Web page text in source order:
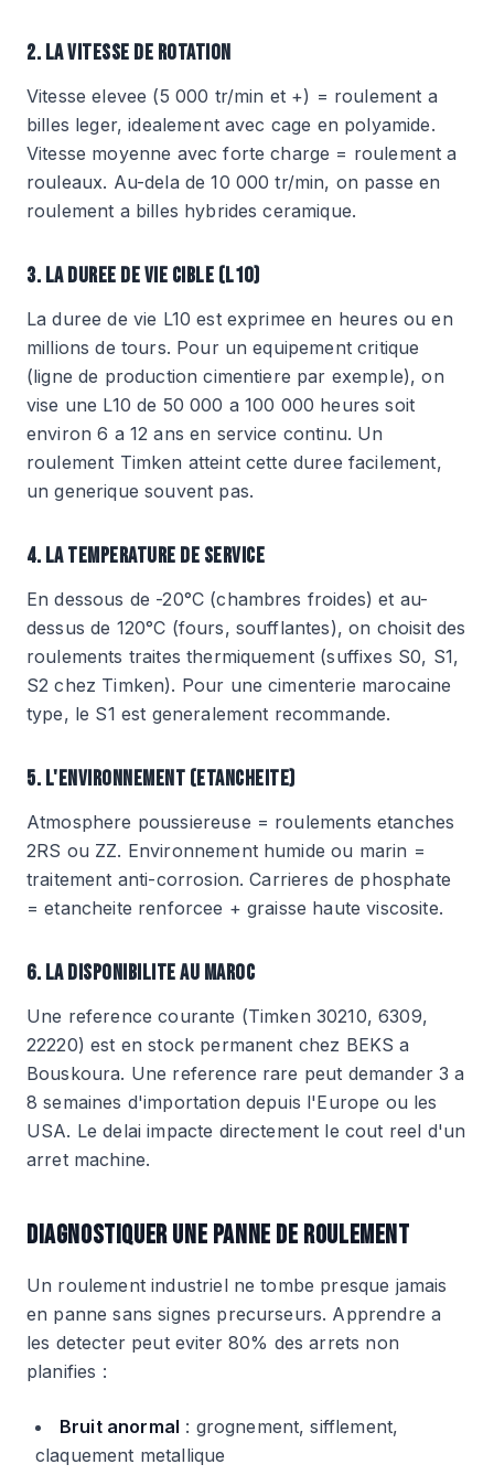
2. LA VITESSE DE ROTATION
Vitesse elevee (5 000 tr/min et +) = roulement a
billes leger, idealement avec cage en polyamide.
Vitesse moyenne avec forte charge = roulement a
rouleaux. Au-dela de 10 000 tr/min, on passe en
roulement a billes hybrides ceramique.
3. LA DUREE DE VIE CIBLE (L10)
La duree de vie L10 est exprimee en heures ou en
millions de tours. Pour un equipement critique
(ligne de production cimentiere par exemple), on
vise une L10 de 50 000 a 100 000 heures soit
environ 6 a 12 ans en service continu. Un
roulement Timken atteint cette duree facilement,
un generique souvent pas.
4. LA TEMPERATURE DE SERVICE
En dessous de -20°C (chambres froides) et au-
dessus de 120°C (fours, soufflantes), on choisit des
roulements traites thermiquement (suffixes S0, S1,
S2 chez Timken). Pour une cimenterie marocaine
type, le S1 est generalement recommande.
5. L'ENVIRONNEMENT (ETANCHEITE)
Atmosphere poussiereuse = roulements etanches
2RS ou ZZ. Environnement humide ou marin =
traitement anti-corrosion. Carrieres de phosphate
= etancheite renforcee + graisse haute viscosite.
6. LA DISPONIBILITE AU MAROC
Une reference courante (Timken 30210, 6309,
22220) est en stock permanent chez BEKS a
Bouskoura. Une reference rare peut demander 3 a
8 semaines d'importation depuis l'Europe ou les
USA. Le delai impacte directement le cout reel d'un
arret machine.
DIAGNOSTIQUER UNE PANNE DE ROULEMENT
Un roulement industriel ne tombe presque jamais
en panne sans signes precurseurs. Apprendre a
les detecter peut eviter 80% des arrets non
planifies :
Bruit anormal : grognement, sifflement,
claquement metallique